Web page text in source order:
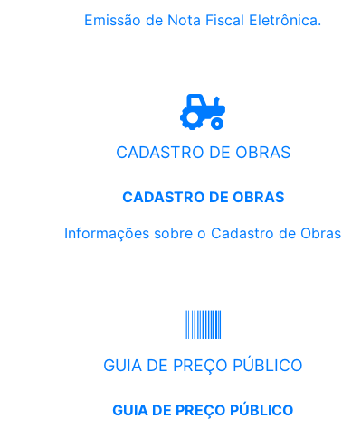
Emissão de Nota Fiscal Eletrônica.
CADASTRO DE OBRAS
CADASTRO DE OBRAS
Informações sobre o Cadastro de Obras
GUIA DE PREÇO PÚBLICO
GUIA DE PREÇO PÚBLICO